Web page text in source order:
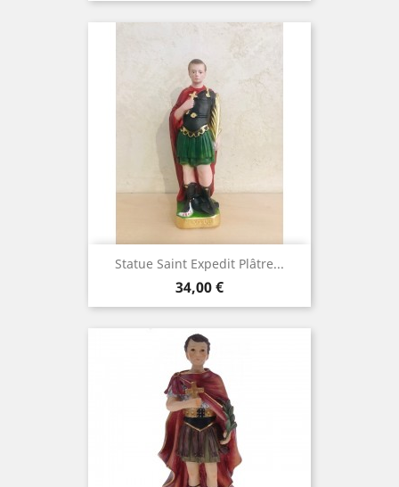
Statue Saint Expedit Plâtre...
Prix
34,00 €